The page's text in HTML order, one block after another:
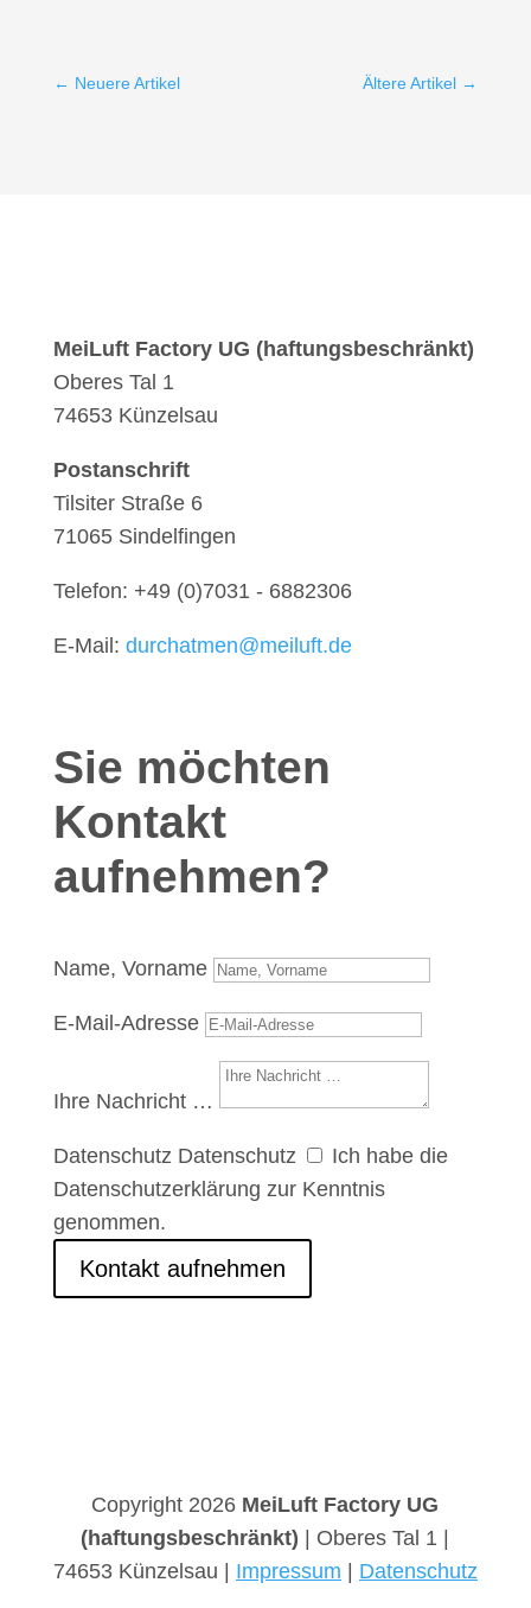
← Neuere Artikel Ältere Artikel →
MeiLuft Factory UG (haftungsbeschränkt)
Oberes Tal 1
74653 Künzelsau
Postanschrift
Tilsiter Straße 6
71065 Sindelfingen
Telefon: +49 (0)7031 - 6882306
E-Mail: durchatmen@meiluft.de
Sie möchten
Kontakt
aufnehmen?
Name, Vorname
E-Mail-Adresse
Ihre Nachricht …
Datenschutz Datenschutz
Ich habe die
Datenschutzerklärung zur Kenntnis
genommen.
Kontakt aufnehmen
Copyright 2026 MeiLuft Factory UG
(haftungsbeschränkt) | Oberes Tal 1 |
74653 Künzelsau | Impressum Datenschutz